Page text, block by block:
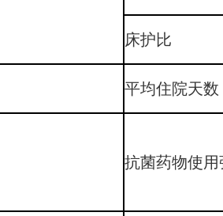
床护比
平均住院天数
抗菌药物使用